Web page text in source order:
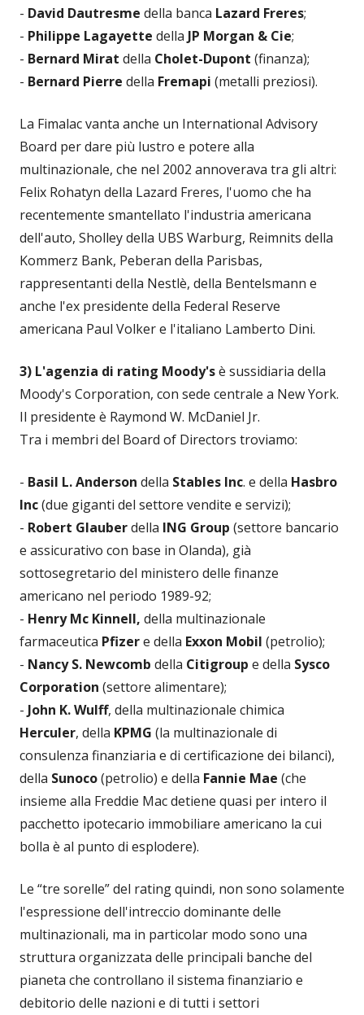
- David Dautresme della banca Lazard Freres;
- Philippe Lagayette della JP Morgan & Cie;
- Bernard Mirat della Cholet-Dupont (finanza);
- Bernard Pierre della Fremapi (metalli preziosi).
La Fimalac vanta anche un International Advisory
Board per dare più lustro e potere alla
multinazionale, che nel 2002 annoverava tra gli altri:
Felix Rohatyn della Lazard Freres, l'uomo che ha
recentemente smantellato l'industria americana
dell'auto, Sholley della UBS Warburg, Reimnits della
Kommerz Bank, Peberan della Parisbas,
rappresentanti della Nestlè, della Bentelsmann e
anche l'ex presidente della Federal Reserve
americana Paul Volker e l'italiano Lamberto Dini.
3) L'agenzia di rating Moody'sè sussidiaria della
Moody's Corporation, con sede centrale a New York.
Il presidente è Raymond W. McDaniel Jr.
Tra i membri del Board of Directors troviamo:
- Basil L. Anderson della Stables Inc. e della Hasbro
Inc(due giganti del settore vendite e servizi);
- Robert Glauberdella ING Group (settore bancario
e assicurativo con base in Olanda), già
sottosegretario del ministero delle finanze
americano nel periodo 1989-92;
- Henry Mc Kinnell, della multinazionale
farmaceutica Pfizere della Exxon Mobil (petrolio);
- Nancy S. Newcomb della Citigroup e della Sysco
Corporation (settore alimentare);
- John K. Wulff, della multinazionale chimica
Herculer, della KPMG (la multinazionale di
consulenza finanziaria e di certificazione dei bilanci),
della Sunoco(petrolio) e della Fannie Mae (che
insieme alla Freddie Mac detiene quasi per intero il
pacchetto ipotecario immobiliare americano la cui
bolla è al punto di esplodere).
Le “tre sorelle” del rating quindi, non sono solamente
l'espressione dell'intreccio dominante delle
multinazionali, ma in particolar modo sono una
struttura organizzata delle principali banche del
pianeta che controllano il sistema finanziario e
debitorio delle nazioni e di tutti i settori